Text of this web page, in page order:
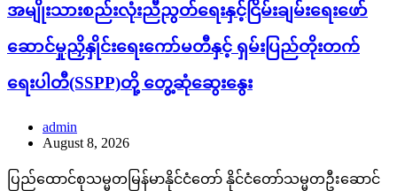
အမျိုးသားစည်းလုံးညီညွတ်ရေးနှင့်ငြိမ်းချမ်းရေးဖော်
ဆောင်မှုညှိနှိုင်းရေးကော်မတီနှင့် ရှမ်းပြည်တိုးတက်
ရေးပါတီ(SSPP)တို့ တွေ့ဆုံဆွေးနွေး
admin
August 8, 2026
ပြည်ထောင်စုသမ္မတမြန်မာနိုင်ငံတော် နိုင်ငံတော်သမ္မတဦးဆောင်